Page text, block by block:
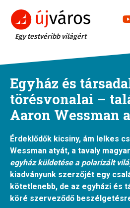
Egy testvéribb világért
Egyház és
törésvonalai –
Aaron Wessman
Érdeklődők kicsiny, ám lelkes
Wessman atyát, a tavaly
egyház küldetése a polarizált
kiadványunk szerzőjét egy
kötetlenebb, de az egyházi és
köré szerveződő